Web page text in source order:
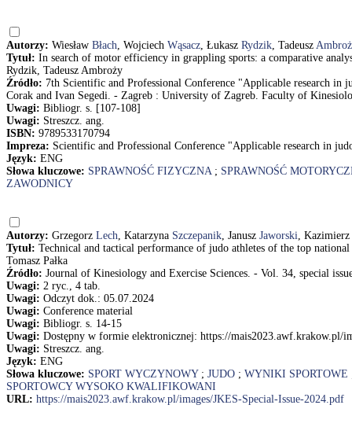
Autorzy: Wiesław Błach, Wojciech Wąsacz, Łukasz Rydzik, Tadeusz
Tytuł: In search of motor efficiency in grappling sports: a comparative
Rydzik, Tadeusz Ambroży
Źródło: 7th Scientific and Professional Conference "Applicable research in
Corak and Ivan Segedi. - Zagreb : University of Zagreb. Faculty of
Uwagi: Bibliogr. s. [107-108]
Uwagi: Streszcz. ang.
ISBN: 9789533170794
Impreza: Scientific and Professional Conference "Applicable research in
Język: ENG
Słowa kluczowe: SPRAWNOŚĆ FIZYCZNA; SPRAWNOŚĆ
ZAWODNICY
Autorzy: Grzegorz Lech, Katarzyna Szczepanik, Janusz Jaworski, Kazimierz
Tytuł: Technical and tactical performance of judo athletes of the top
Tomasz Pałka
Źródło: Journal of Kinesiology and Exercise Sciences. - Vol. 34, special
Uwagi: 2 ryc., 4 tab.
Uwagi: Odczyt dok.: 05.07.2024
Uwagi: Conference material
Uwagi: Bibliogr. s. 14-15
Uwagi: Dostępny w formie elektronicznej: https://mais2023.awf.krakow.pl/
Uwagi: Streszcz. ang.
Język: ENG
Słowa kluczowe: SPORT WYCZYNOWY; JUDO ; WYNIKI SPORTOWE
SPORTOWCY WYSOKO KWALIFIKOWANI
URL: https://mais2023.awf.krakow.pl/images/JKES-Special-Issue-2024.pdf